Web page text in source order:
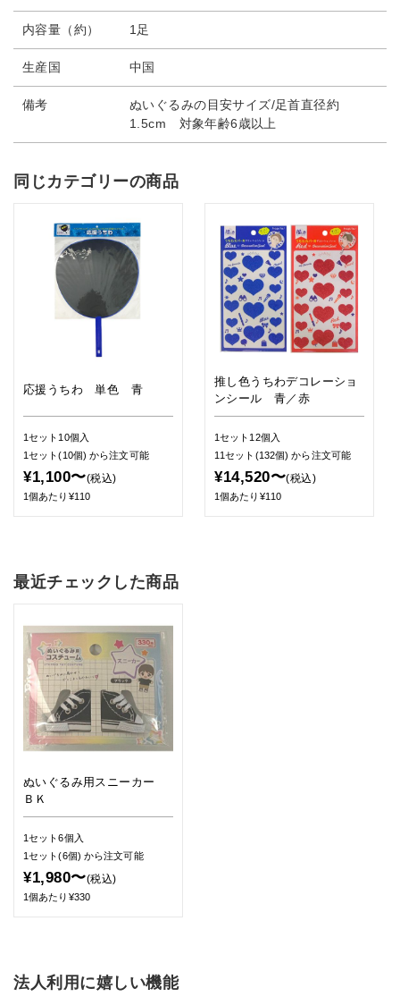
内容量（約） 1足
生産国 中国
備考
ぬいぐるみの目安サイズ/足首直径約
1.5cm 対象年齢6歳以上
同じカテゴリーの商品
応援うちわ 単色 青
1セット10個入
1セット(10個)から注文可能
¥1,100〜(税込)
1個あたり¥110
推し色うちわデコレーショ
ンシール 青／赤
1セット12個入
11セット(132個)から注文可能
¥14,520〜(税込)
1個あたり¥110
最近チェックした商品
ぬいぐるみ用スニーカー
ＢＫ
1セット6個入
1セット(6個) から注文可能
¥1,980〜(税込)
1個あたり¥330
法人利用に嬉しい機能